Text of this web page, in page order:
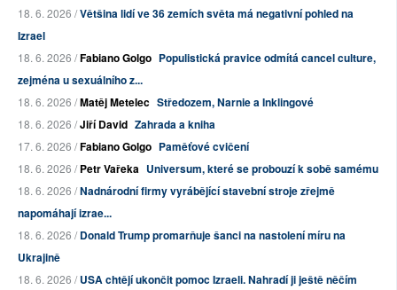
18. 6. 2026 /Většina lidí ve 36 zemích světa má negativní pohled na
Izrael
18. 6. 2026 /Fabiano Golgo Populistická pravice odmítá cancel culture,
zejména u sexuálního z...
18. 6. 2026 /Matěj Metelec Středozem, Narnie a Inklingové
18. 6. 2026 /Jiří David Zahrada a kniha
17. 6. 2026 /Fabiano Golgo Paměťové cvičení
18. 6. 2026 /Petr Vařeka Universum, které se probouzí k sobě samému
18. 6. 2026 /Nadnárodní firmy vyrábějící stavební stroje zřejmě
napomáhají izrae...
18. 6. 2026 /Donald Trump promarňuje šanci na nastolení míru na
Ukrajině
18. 6. 2026 /USA chtějí ukončit pomoc Izraeli. Nahradí ji ještě něčím